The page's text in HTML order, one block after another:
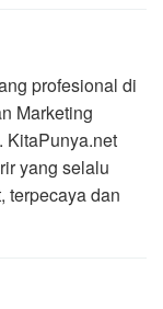
profesional di
Marketing
KitaPunya.net
yang selalu
terpecaya dan